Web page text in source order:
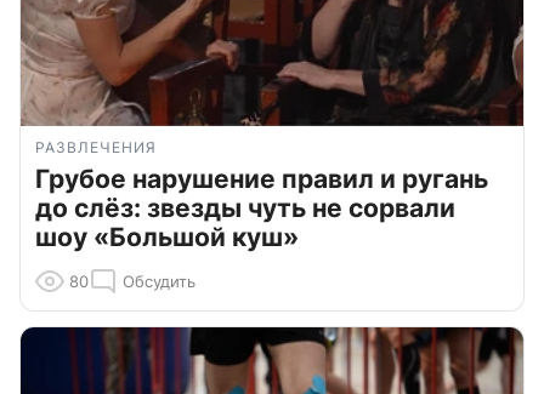
РАЗВЛЕЧЕНИЯ
Грубое нарушение правил и ругань
до слёз: звезды чуть не сорвали
шоу «Большой куш»
80 Обсудить